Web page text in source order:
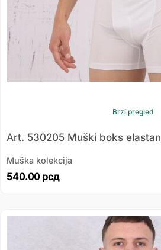
Brzi pregled
Art. 530205 Muški boks elastan
Muška kolekcija
540.00 рсд